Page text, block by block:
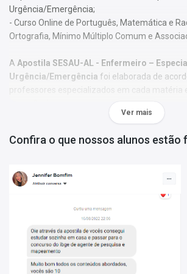
Urgência/Emergência;
- Curso Online de Português, Matemática e
Ortografia, Mínimo Múltiplo Comum e
A Apostila SESAU-AL - Enfermeiro –
Urgência/Emergência foi elaborada de
professores especializados em cada matéria
conteúdo e, assim, uma melhor otimização no
Características:
- Possui exercícios de fixação gabaritados;
- Materiais digitais para reforçar a sua
- Apostila elaborada por professores
concursos.
Ver mais
Confira o que nossos alunos estão